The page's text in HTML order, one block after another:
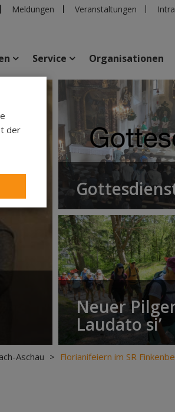
Meldungen Veranstaltungen
Veranstaltungen Personen
Service Organisationen
Neuer
Laudato si’
Aschau > Florianifeiern im SR
der